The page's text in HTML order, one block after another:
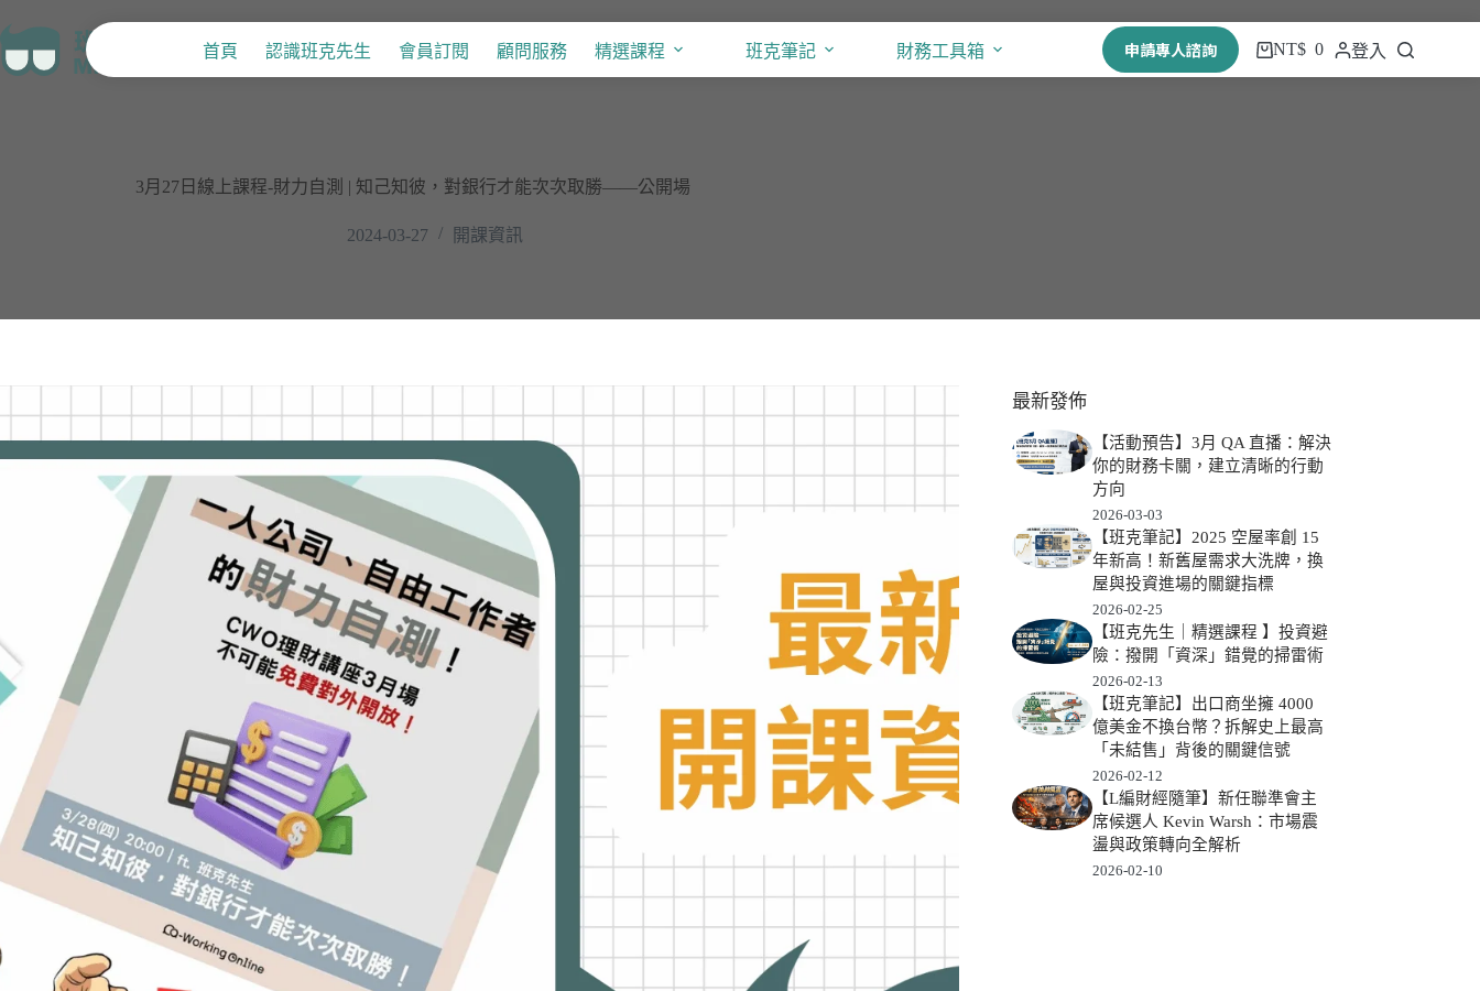
首頁 認識班克先生 會員訂閱 顧問服務 精選課程 班克筆記 財務工具箱 申請專人諮詢 NT$ 0 登入
3月27日線上課程-財力自測 | 知己知彼，對銀行才能次次取勝——公開場
2024-03-27 開課資訊
最新發佈
【活動預告】3月 QA 直播：解決
你的財務卡關，建立清晰的行動
方向
2026-03-03
【班克筆記】2025 空屋率創 15
年新高！新舊屋需求大洗牌，換
屋與投資進場的關鍵指標
2026-02-25
【班克先生｜精選課程 】投資避
險：撥開「資深」錯覺的掃雷術
2026-02-13
【班克筆記】出口商坐擁 4000
億美金不換台幣？拆解史上最高
「未結售」背後的關鍵信號
2026-02-12
【L編財經隨筆】新任聯準會主
席候選人 Kevin Warsh：市場震
盪與政策轉向全解析
2026-02-10